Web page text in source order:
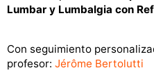
Lumbar y Lumbalgia con
Con seguimiento
profesor: Jérôme Bertolutti